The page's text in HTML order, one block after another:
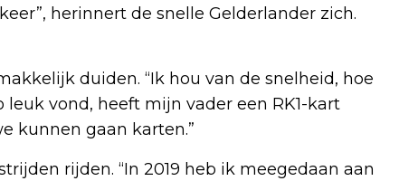
herinnert de snelle Gelderlander zich.
duiden. “Ik hou van de snelheid, hoe
vond, heeft mijn vader een RK1-kart
kunnen gaan karten.”
rijden. “In 2019 heb ik meegedaan aan